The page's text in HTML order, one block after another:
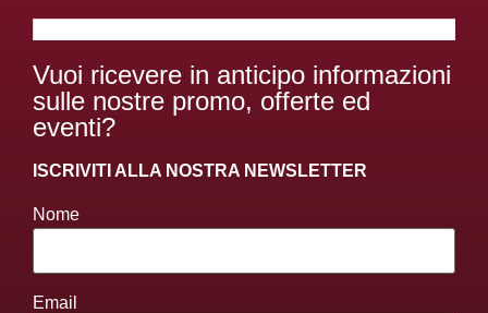
Vuoi ricevere in anticipo informazioni
sulle nostre promo, offerte ed
eventi?
ISCRIVITI ALLA NOSTRA NEWSLETTER
Nome
Email